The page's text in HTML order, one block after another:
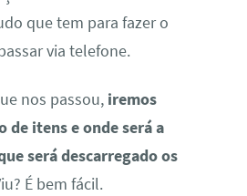
que tem para fazer o
via telefone.
nos passou, iremos
de itens e onde será a
será descarregado os
É bem fácil.